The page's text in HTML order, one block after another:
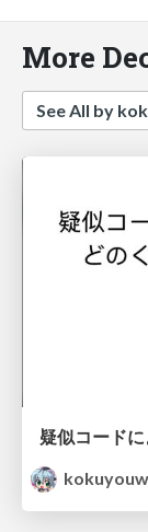
More
See All by